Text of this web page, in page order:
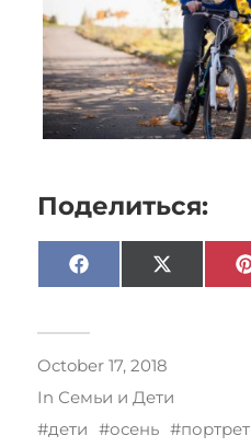
Поделиться:
Facebook X
(Twitter)
October 17, 2018
In Семьи и Дети
дети
осень портрет